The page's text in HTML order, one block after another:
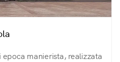
manierista, realizzata